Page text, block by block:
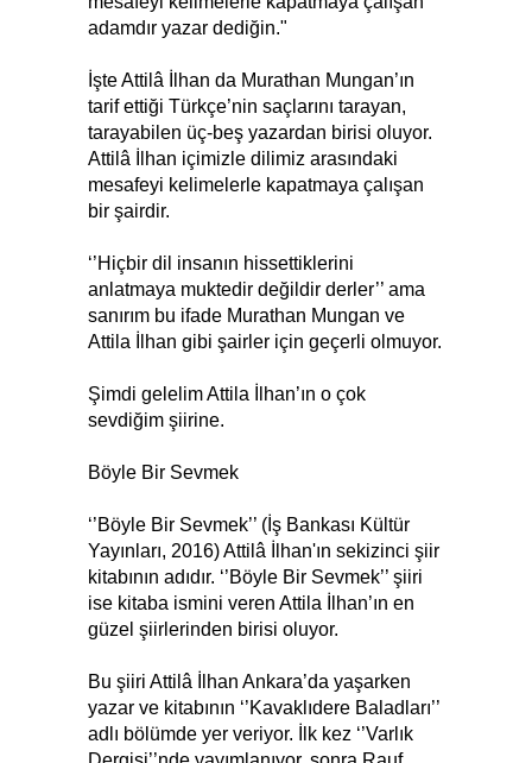
adamdır yazar dediğin."
İşte Attilâ İlhan da Murathan Mungan’ın
tarif ettiği Türkçe’nin saçlarını tarayan,
tarayabilen üç-beş yazardan birisi oluyor.
Attilâ İlhan içimizle dilimiz arasındaki
mesafeyi kelimelerle kapatmaya çalışan
bir şairdir.
‘’Hiçbir dil insanın hissettiklerini
anlatmaya muktedir değildir derler’’ ama
sanırım bu ifade Murathan Mungan ve
Attila İlhan gibi şairler için geçerli olmuyor.
Şimdi gelelim Attila İlhan’ın o çok
sevdiğim şiirine.
Böyle Bir Sevmek
‘’Böyle Bir Sevmek’’ (İş Bankası Kültür
Yayınları, 2016) Attilâ İlhan'ın sekizinci şiir
kitabının adıdır. ‘’Böyle Bir Sevmek’’ şiiri
ise kitaba ismini veren Attila İlhan’ın en
güzel şiirlerinden birisi oluyor.
Bu şiiri Attilâ İlhan Ankara’da yaşarken
yazar ve kitabının ‘’Kavaklıdere Baladları’’
adlı bölümde yer veriyor. İlk kez ‘’Varlık